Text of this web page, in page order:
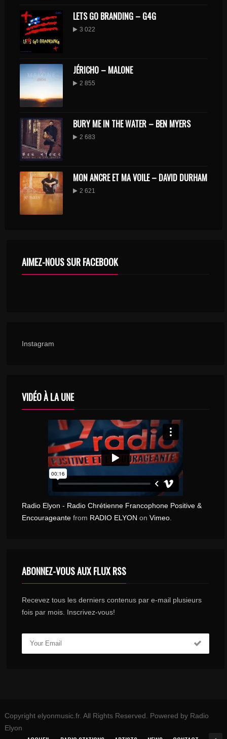
LETS GO BRANDING – G4G
3 022
JÉRICHO – MALONE
2 855
BURY ME IN THE WATER – BEN MYERS
2 683
MON ANCRE ET MA VOILE – DAVID DURHAM
2 621
AIMEZ-NOUS SUR FACEBOOK
Instagram
VIDÉO À LA UNE
Radio Elyon - Radio Chrétienne Francophone Positive &
Encourageante from RADIO ELYON onVimeo
ABONNEZ-VOUS AUX FLUX RSS
Recevez tous les derniers contenus par e-mail plusieurs
fois par mois. Inscrivez-vous!
Copyright elyonmusic.fr. All Rights Reserved. Powered by Radio
Elyon